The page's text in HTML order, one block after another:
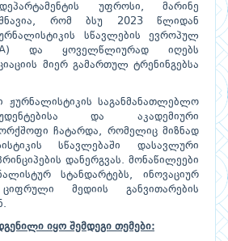
უფროსი, მარინე
რომ ბსუ 2023 წლიდან
სწავლების ევროპულ
და ყოველწლიურად იღებს
მიერ გამართულ ტრენინგებსა
ჟურნალისტიკის საგანმანათლებლო
და აკადემიური
ჩატარდა, რომელიც მიზნად
სწავლებაში დასავლური
დანერგვას. მონაწილეები
სტანდარტებს, ინოვაციურ
მედიის განვითარების
იყო შემდეგი თემები: